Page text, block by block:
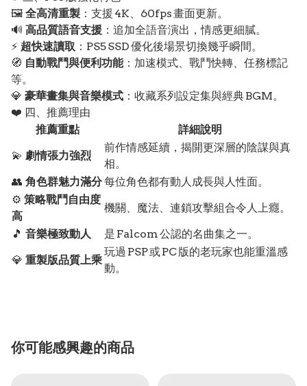
🖼️ 全高清重製 ：支援 4K、60fps 畫面更新。
🔊 高品質語音支援 ：追加全語音演出，情感更細膩。
⚡ 超快速讀取 ：PS5 SSD 優化後場景切換幾乎瞬間。
🧭 自動戰鬥與便利功能：加速模式、戰鬥快轉、任務標記
等。
💎 豪華畫集與音樂模式 ：收藏系列設定集與經典 BGM。
❤️ 四、推薦理由
推薦重點
詳細說明
💫 劇情張力強烈
前作情感延續，揭開更深層的陰謀與真
相。
👥 角色群魅力滿分每位角色都有動人成長與人性面。
⚙️ 策略戰鬥自由度
高
機關、魔法、連鎖攻擊組合令人上癮。
🎵 音樂極致動人
是 Falcom 公認的名曲集之一。
💎 重製版品質上乘
玩過 PSP 或 PC 版的老玩家也能重溫感
動。
你可能感興趣的商品